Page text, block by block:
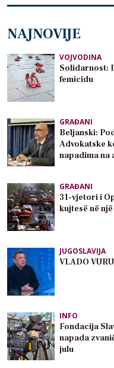
NAJNOVIJE
VOJVODINA
Solidarnost:
femicidu
GRAĐANI
Beljanski:
Advokatske
napadima na
GRAĐANI
31-vjetori i
kujtesë në
JUGOSLAVIJA
VLADO
INFO
Fondacija
napada
julu